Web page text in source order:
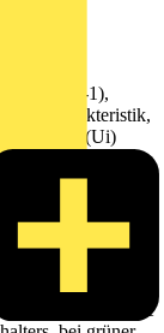
60898-1),
B-Charakteristik,
(Ui)
Kontakte.
Hutschienen-
werkzeuglose
Mit
zur
Sichere